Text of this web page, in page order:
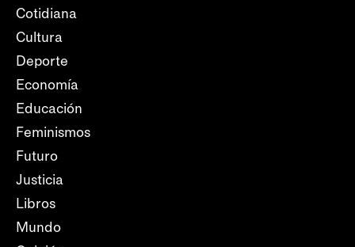
Cotidiana
Cultura
Deporte
Economía
Educación
Feminismos
Futuro
Justicia
Libros
Mundo